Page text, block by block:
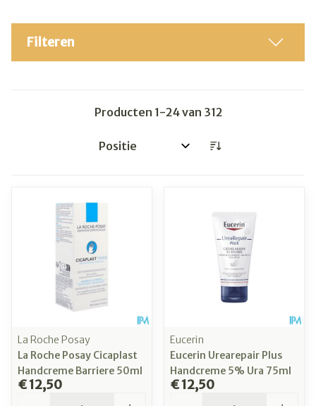
Filteren
Producten 1-24van 312
Sorteer op:
La Roche Posay
La Roche Posay Cicaplast
Handcreme Barriere 50ml
€ 12,50
Eucerin
Eucerin Urearepair Plus
Handcreme 5% Ura 75ml
€ 12,50